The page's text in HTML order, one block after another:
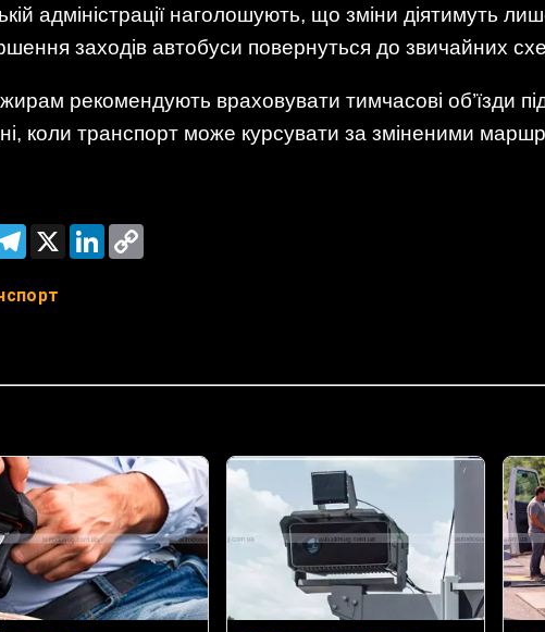
адміністрації наголошують, що зміни діятимуть
заходів автобуси повернуться до звичайних
рекомендують враховувати тимчасові об’їзди
коли транспорт може курсувати за зміненими
Telegram
X LinkedIn